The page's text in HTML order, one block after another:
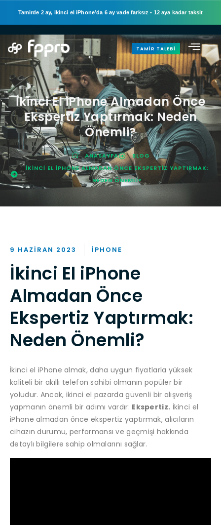
Tamirde 2 ay, ikinci el iPhone’da 6 ay vade farksız • 12 aya kadar taksit
TAMIR TALEBI
İkinci El iPhone Almadan Önce
Ekspertiz Yaptırmak: Neden
Önemli?
ANASAYFA
BLOG
İKINCI EL IPHONE ALMADAN ÖNCE EKSPERTIZ YAPTIRMAK:
NEDEN ÖNEMLI?
9 HAZIRAN 2023 IPHONE
İkinci El iPhone
Almadan Önce
Ekspertiz Yaptırmak:
Neden Önemli?
İkinci el iPhone almak, daha uygun fiyatlarla yüksek
kaliteli bir akıllı telefon sahibi olmanın popüler bir
yoludur. Ancak, ikinci el pazarda güvenli bir alışveriş
yapmanın önemli bir adımı vardır: Ekspertiz. İkinci el
iPhone almadan önce ekspertiz yaptırmak, alıcıların
cihazın durumu, performansı ve geçmişi hakkında
detaylı bilgilere sahip olmalarını sağlar.